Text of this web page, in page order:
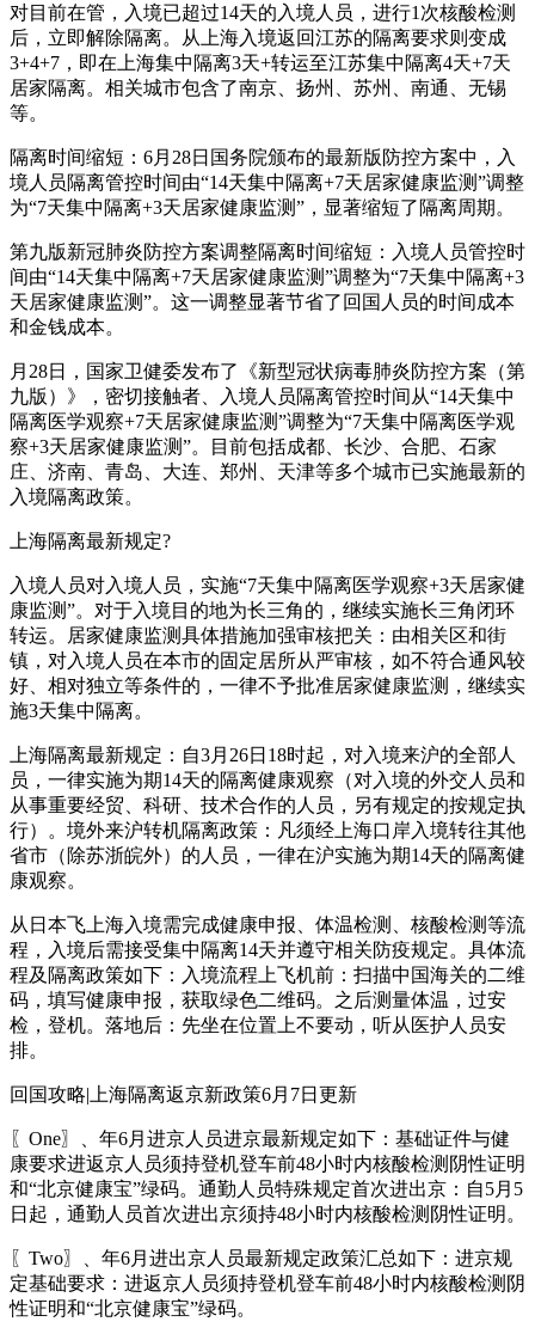
对目前在管，入境已超过14天的入境人员，进行1次核酸检测
后，立即解除隔离。从上海入境返回江苏的隔离要求则变成
3+4+7，即在上海集中隔离3天+转运至江苏集中隔离4天+7天
居家隔离。相关城市包含了南京、扬州、苏州、南通、无锡
等。
隔离时间缩短：6月28日国务院颁布的最新版防控方案中，入
境人员隔离管控时间由“14天集中隔离+7天居家健康监测”调整
为“7天集中隔离+3天居家健康监测”，显著缩短了隔离周期。
第九版新冠肺炎防控方案调整隔离时间缩短：入境人员管控时
间由“14天集中隔离+7天居家健康监测”调整为“7天集中隔离+3
天居家健康监测”。这一调整显著节省了回国人员的时间成本
和金钱成本。
月28日，国家卫健委发布了《新型冠状病毒肺炎防控方案（第
九版）》，密切接触者、入境人员隔离管控时间从“14天集中
隔离医学观察+7天居家健康监测”调整为“7天集中隔离医学观
察+3天居家健康监测”。目前包括成都、长沙、合肥、石家
庄、济南、青岛、大连、郑州、天津等多个城市已实施最新的
入境隔离政策。
上海隔离最新规定?
入境人员对入境人员，实施“7天集中隔离医学观察+3天居家健
康监测”。对于入境目的地为长三角的，继续实施长三角闭环
转运。居家健康监测具体措施加强审核把关：由相关区和街
镇，对入境人员在本市的固定居所从严审核，如不符合通风较
好、相对独立等条件的，一律不予批准居家健康监测，继续实
施3天集中隔离。
上海隔离最新规定：自3月26日18时起，对入境来沪的全部人
员，一律实施为期14天的隔离健康观察（对入境的外交人员和
从事重要经贸、科研、技术合作的人员，另有规定的按规定执
行）。境外来沪转机隔离政策：凡须经上海口岸入境转往其他
省市（除苏浙皖外）的人员，一律在沪实施为期14天的隔离健
康观察。
从日本飞上海入境需完成健康申报、体温检测、核酸检测等流
程，入境后需接受集中隔离14天并遵守相关防疫规定。具体流
程及隔离政策如下：入境流程上飞机前：扫描中国海关的二维
码，填写健康申报，获取绿色二维码。之后测量体温，过安
检，登机。落地后：先坐在位置上不要动，听从医护人员安
排。
回国攻略|上海隔离返京新政策6月7日更新
〖One〗、年6月进京人员进京最新规定如下：基础证件与健
康要求进返京人员须持登机登车前48小时内核酸检测阴性证明
和“北京健康宝”绿码。通勤人员特殊规定首次进出京：自5月5
日起，通勤人员首次进出京须持48小时内核酸检测阴性证明。
〖Two〗、年6月进出京人员最新规定政策汇总如下：进京规
定基础要求：进返京人员须持登机登车前48小时内核酸检测阴
性证明和“北京健康宝”绿码。